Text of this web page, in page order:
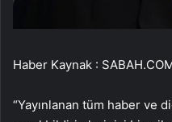
Haber Kaynak :
“Yayınlanan tüm haber ve